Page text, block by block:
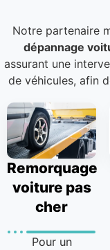
Notre partenaire
dépannage
assurant une
de véhicules, afin
Remorquage
voiture pas
cher
Pour un